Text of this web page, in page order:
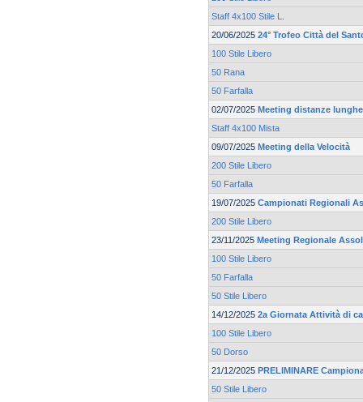
Staff 4x100 Stile L.
20/06/2025 24° Trofeo Città del
100 Stile Libero
50 Rana
50 Farfalla
02/07/2025 Meeting distanze
Staff 4x100 Mista
09/07/2025 Meeting della Velocità
200 Stile Libero
50 Farfalla
19/07/2025 Campionati Regionali
200 Stile Libero
23/11/2025 Meeting Regionale
100 Stile Libero
50 Farfalla
50 Stile Libero
14/12/2025 2a Giornata Attività di
100 Stile Libero
50 Dorso
21/12/2025 PRELIMINARE
50 Stile Libero